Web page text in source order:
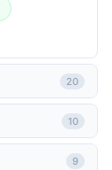
20
10
9